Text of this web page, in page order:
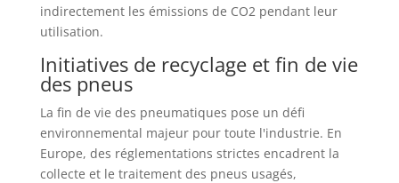
indirectement les émissions de CO2 pendant leur
utilisation.
Initiatives de recyclage et fin de vie
des pneus
La fin de vie des pneumatiques pose un défi
environnemental majeur pour toute l'industrie. En
Europe, des réglementations strictes encadrent la
collecte et le traitement des pneus usagés,